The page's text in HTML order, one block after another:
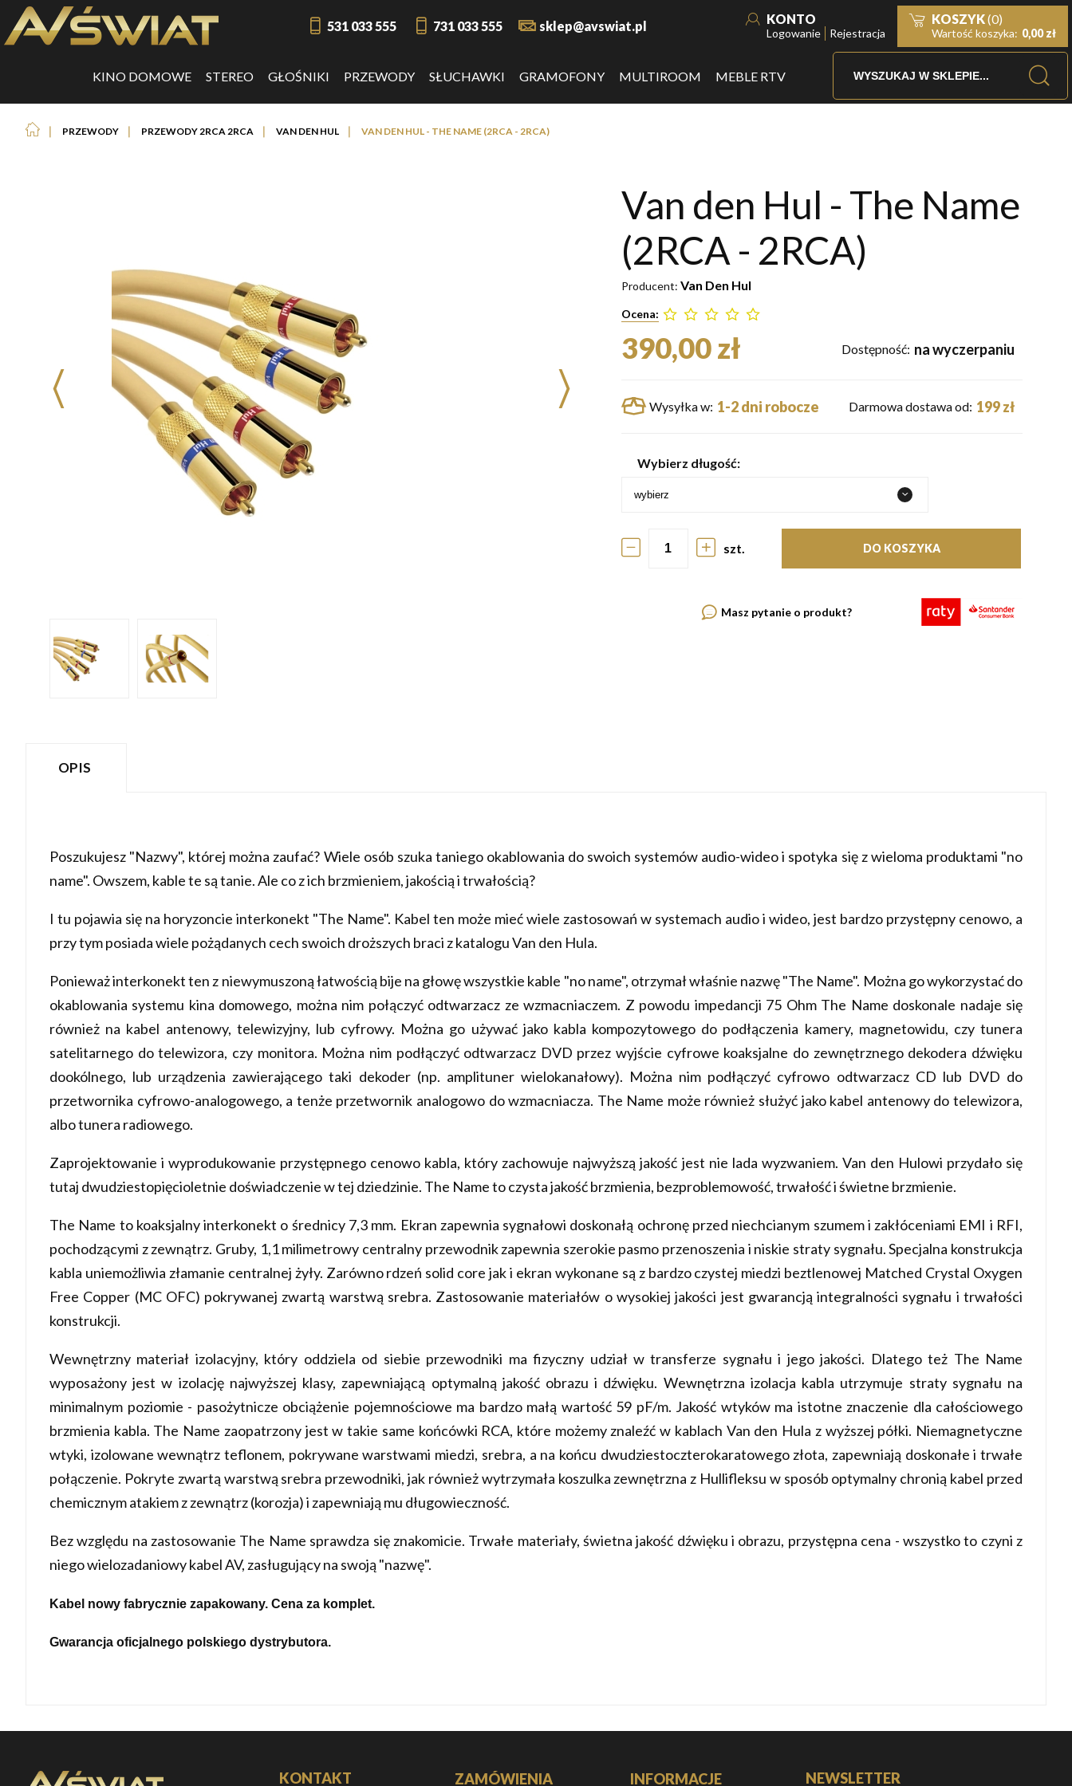
531 033 555 731 033 555 sklep@avswiat.pl KONTO
Logowanie Rejestracja
KOSZYK(0)
Wartość koszyka: 0,00 zł
KINO DOMOWE STEREO GŁOŚNIKI PRZEWODY SŁUCHAWKI GRAMOFONY MULTIROOM MEBLE RTV
❘ PRZEWODY ❘ PRZEWODY 2RCA 2RCA ❘ VAN DEN HUL ❘ VAN DEN HUL - THE NAME (2RCA - 2RCA)
Van den Hul - The Name
(2RCA - 2RCA)
Producent: Van Den Hul
Ocena:
390,00 zł Dostępność: na wyczerpaniu
Wysyłka w: 1-2 dni robocze Darmowa dostawa od: 199 zł
Wybierz długość:
szt. DO KOSZYKA
Masz pytanie o produkt?
OPIS
Poszukujesz "Nazwy", której można zaufać? Wiele osób szuka taniego okablowania do swoich systemów audio-wideo i spotyka się z wieloma produktami "no
name". Owszem, kable te są tanie. Ale co z ich brzmieniem, jakością i trwałością?
I tu pojawia się na horyzoncie interkonekt "The Name". Kabel ten może mieć wiele zastosowań w systemach audio i wideo, jest bardzo przystępny cenowo, a
przy tym posiada wiele pożądanych cech swoich droższych braci z katalogu Van den Hula.
Ponieważ interkonekt ten z niewymuszoną łatwością bije na głowę wszystkie kable "no name", otrzymał właśnie nazwę "The Name". Można go wykorzystać do
okablowania systemu kina domowego, można nim połączyć odtwarzacz ze wzmacniaczem. Z powodu impedancji 75 Ohm The Name doskonale nadaje się
również na kabel antenowy, telewizyjny, lub cyfrowy. Można go używać jako kabla kompozytowego do podłączenia kamery, magnetowidu, czy tunera
satelitarnego do telewizora, czy monitora. Można nim podłączyć odtwarzacz DVD przez wyjście cyfrowe koaksjalne do zewnętrznego dekodera dźwięku
dookólnego, lub urządzenia zawierającego taki dekoder (np. amplituner wielokanałowy). Można nim podłączyć cyfrowo odtwarzacz CD lub DVD do
przetwornika cyfrowo-analogowego, a tenże przetwornik analogowo do wzmacniacza. The Name może również służyć jako kabel antenowy do telewizora,
albo tunera radiowego.
Zaprojektowanie i wyprodukowanie przystępnego cenowo kabla, który zachowuje najwyższą jakość jest nie lada wyzwaniem. Van den Hulowi przydało się
tutaj dwudziestopięcioletnie doświadczenie w tej dziedzinie. The Name to czysta jakość brzmienia, bezproblemowość, trwałość i świetne brzmienie.
The Name to koaksjalny interkonekt o średnicy 7,3 mm. Ekran zapewnia sygnałowi doskonałą ochronę przed niechcianym szumem i zakłóceniami EMI i RFI,
pochodzącymi z zewnątrz. Gruby, 1,1 milimetrowy centralny przewodnik zapewnia szerokie pasmo przenoszenia i niskie straty sygnału. Specjalna konstrukcja
kabla uniemożliwia złamanie centralnej żyły. Zarówno rdzeń solid core jak i ekran wykonane są z bardzo czystej miedzi beztlenowej Matched Crystal Oxygen
Free Copper (MC OFC) pokrywanej zwartą warstwą srebra. Zastosowanie materiałów o wysokiej jakości jest gwarancją integralności sygnału i trwałości
konstrukcji.
Wewnętrzny materiał izolacyjny, który oddziela od siebie przewodniki ma fizyczny udział w transferze sygnału i jego jakości. Dlatego też The Name
wyposażony jest w izolację najwyższej klasy, zapewniającą optymalną jakość obrazu i dźwięku. Wewnętrzna izolacja kabla utrzymuje straty sygnału na
minimalnym poziomie - pasożytnicze obciążenie pojemnościowe ma bardzo małą wartość 59 pF/m. Jakość wtyków ma istotne znaczenie dla całościowego
brzmienia kabla. The Name zaopatrzony jest w takie same końcówki RCA, które możemy znaleźć w kablach Van den Hula z wyższej półki. Niemagnetyczne
wtyki, izolowane wewnątrz teflonem, pokrywane warstwami miedzi, srebra, a na końcu dwudziestoczterokaratowego złota, zapewniają doskonałe i trwałe
połączenie. Pokryte zwartą warstwą srebra przewodniki, jak również wytrzymała koszulka zewnętrzna z Hullifleksu w sposób optymalny chronią kabel przed
chemicznym atakiem z zewnątrz (korozja) i zapewniają mu długowieczność.
Bez względu na zastosowanie The Name sprawdza się znakomicie. Trwałe materiały, świetna jakość dźwięku i obrazu, przystępna cena - wszystko to czyni z
niego wielozadaniowy kabel AV, zasługujący na swoją "nazwę".
Kabel nowy fabrycznie zapakowany. Cena za komplet.
Gwarancja oficjalnego polskiego dystrybutora.
KONTAKT ZAMÓWIENIA INFORMACJE NEWSLETTER